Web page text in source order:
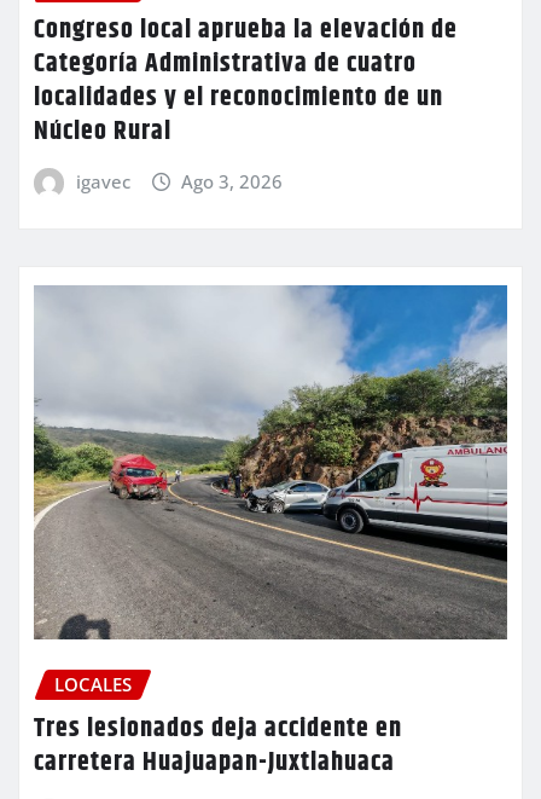
Congreso local aprueba la elevación de
Categoría Administrativa de cuatro
localidades y el reconocimiento de un
Núcleo Rural
igavec Ago 3, 2026
LOCALES
Tres lesionados deja accidente en
carretera Huajuapan-Juxtlahuaca